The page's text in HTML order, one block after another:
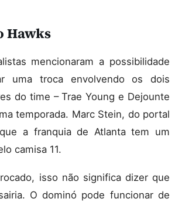
Hawks
mencionaram a possibilidade
uma troca envolvendo os dois
do time – Trae Young e Dejounte
temporada. Marc Stein, do portal
a franquia de Atlanta tem um
camisa 11.
isso não significa dizer que
O dominó pode funcionar de